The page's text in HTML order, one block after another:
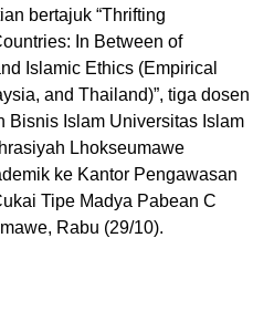
bertajuk “Thrifting
In Between of
Islamic Ethics (Empirical
and Thailand)”, tiga dosen
Bisnis Islam Universitas Islam
Lhokseumawe
ke Kantor Pengawasan
Tipe Madya Pabean C
Rabu (29/10).